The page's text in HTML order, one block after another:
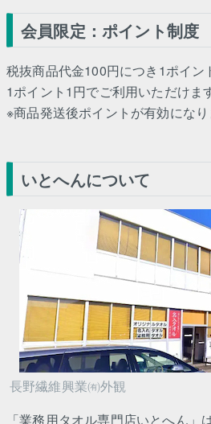
会員限定：ポイント制度
税抜商品代金100円につき1ポイン
1ポイント1円でご利用いただけます
※商品発送後ポイントが有効になり
いとへんについて
長野繊維興業㈲外観
「業務用タオル専門店いとへん」